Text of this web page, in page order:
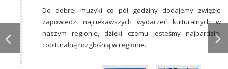
Do dobrej muzyki co pół godziny dodajemy zwięzłe
zapowiedzi najciekawszych wydarzeń kulturalnych w
naszym regionie, dzięki czemu jesteśmy najbardziej
coolturalną rozgłośnią w regionie.